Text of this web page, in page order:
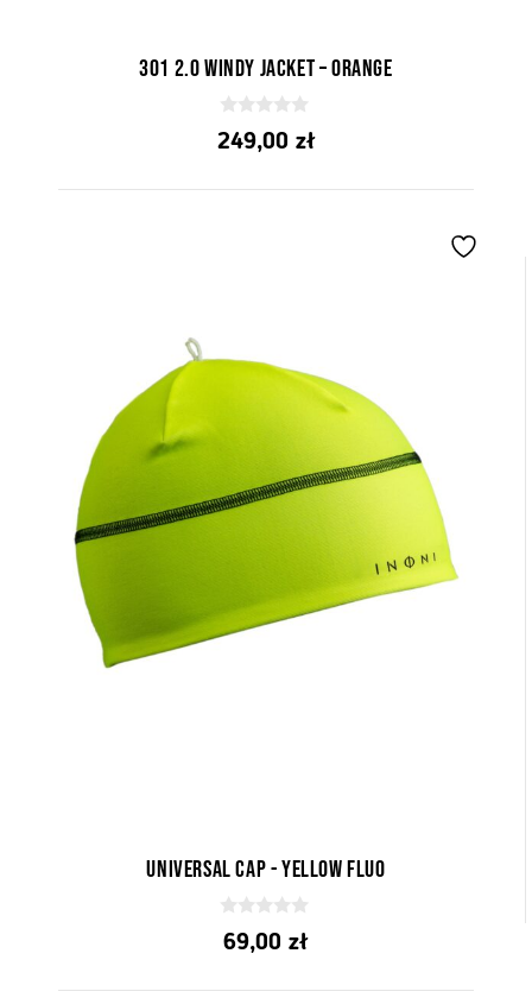
301 2.0 Windy Jacket – Orange
0
z
249,00 zł
Universal cap - yellow fluo
0
z69,00 zł